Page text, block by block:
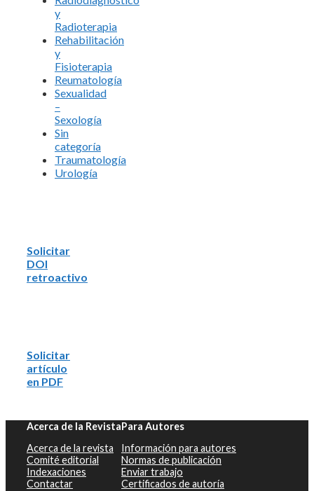
y
Radioterapia
Rehabilitación
y
Fisioterapia
Reumatología
Sexualidad
–
Sexología
Sin
categoría
Traumatología
Urología
Solicitar
DOI
retroactivo
Solicitar
artículo
en PDF
Acerca de la Revista
Acerca de la revista
Comité editorial
Indexaciones
Contactar
Para Autores
Información para autores
Normas de publicación
Enviar trabajo
Certificados de autoría